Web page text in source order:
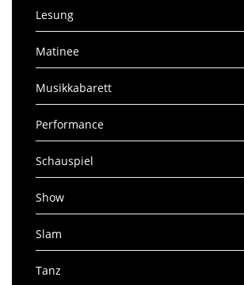
Lesung
Matinee
Musikkabarett
Performance
Schauspiel
Show
Slam
Tanz